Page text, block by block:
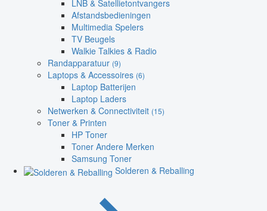
LNB & Satellietontvangers
Afstandsbedieningen
Multimedia Spelers
TV Beugels
Walkie Talkies & Radio
Randapparatuur (9)
Laptops & Accessoires (6)
Laptop Batterijen
Laptop Laders
Netwerken & Connectiviteit (15)
Toner & Printen
HP Toner
Toner Andere Merken
Samsung Toner
Solderen & Reballing